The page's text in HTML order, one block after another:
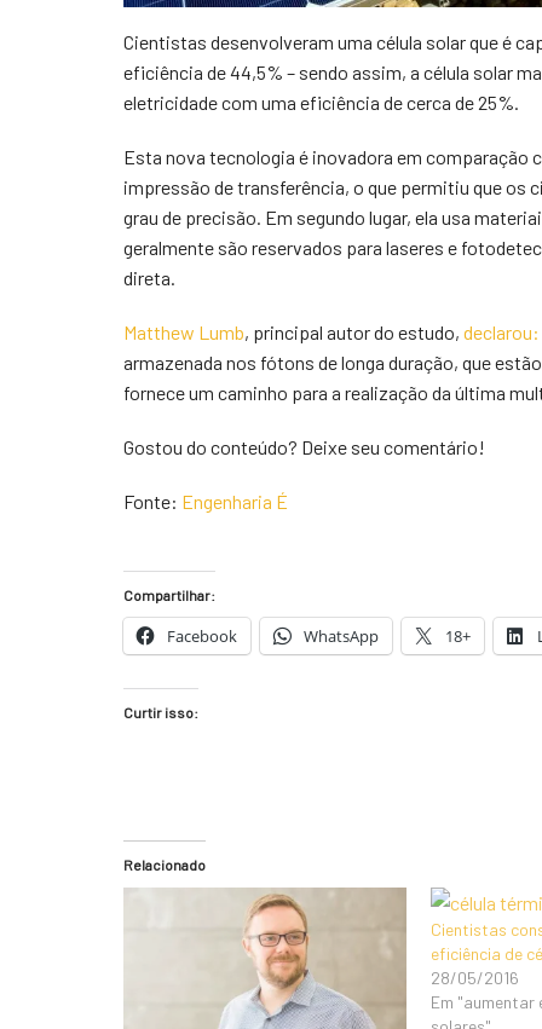
Cientistas desenvolveram uma célula solar que é
eficiência de 44,5% – sendo assim, a célula solar
eletricidade com uma eficiência de cerca de 25%.
Esta nova tecnologia é inovadora em comparação
impressão de transferência, o que permitiu que
grau de precisão. Em segundo lugar, ela usa
geralmente são reservados para laseres e
direta.
Matthew Lumb, principal autor do estudo, declarou:
armazenada nos fótons de longa duração, que
fornece um caminho para a realização da última
Gostou do conteúdo? Deixe seu comentário!
Fonte: Engenharia É
Compartilhar:
Facebook WhatsApp 18+
Curtir isso:
Relacionado
Cientistas
eficiência de
28/05/2016
Em "aumentar